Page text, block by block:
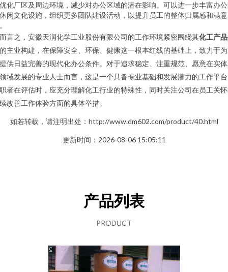
化厂区及周边环境，减少对办公区域的潜在影响。可以进一步丰富办
闲文化设施，组织更多团队建设活动，以提升员工的整体归属感和满意
言之，安徽天润化学工业股份有限公司的工作环境紧密围绕其化工产
的主业构建，在保障安全、环保、健康这一根本红线的基础上，致力于
供日益完善的现代化办公条件。对于追求稳定、注重规范、愿意在实
域发展的专业人士而言，这是一个具备专业基础和发展潜力的工作平
者在评估时，应充分理解化工行业的特殊性，同时关注公司在员工关
改善工作体验方面的具体举措。
如若转载，请注明出处：http://www.dm602.com/product/40.html
更新时间：2026-08-06 15:05:11
产品列表
PRODUCT